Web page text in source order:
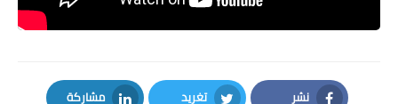
نشر تغريد مشاركة